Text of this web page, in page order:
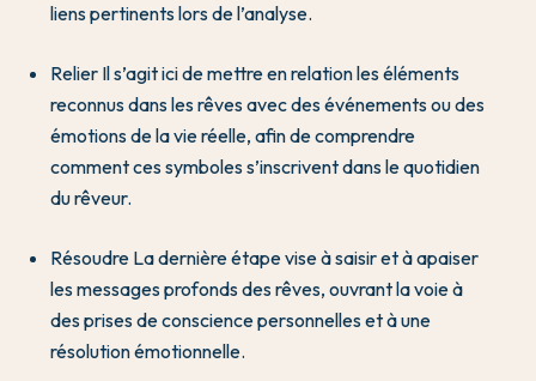
liens pertinents lors de l’analyse.
Relier Il s’agit ici de mettre en relation les éléments
reconnus dans les rêves avec des événements ou des
émotions de la vie réelle, afin de comprendre
comment ces symboles s’inscrivent dans le quotidien
du rêveur.
Résoudre La dernière étape vise à saisir et à apaiser
les messages profonds des rêves, ouvrant la voie à
des prises de conscience personnelles et à une
résolution émotionnelle.